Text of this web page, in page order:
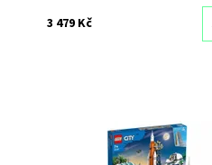
3 479 Kč
Kosmodrom inspirovaný NASA